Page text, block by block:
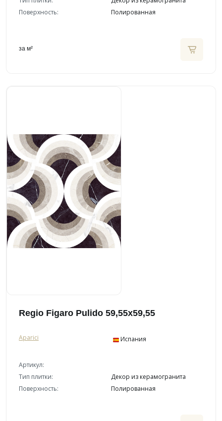
Поверхность:
Полированная
за м²
Regio Figaro Pulido 59,55x59,55
Aparici Испания
Артикул:
Тип плитки:
Декор из керамогранита
Поверхность:
Полированная